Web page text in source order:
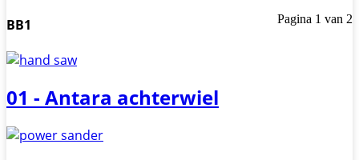
Pagina 1 van 2
BB1
01 - Antara achterwiel